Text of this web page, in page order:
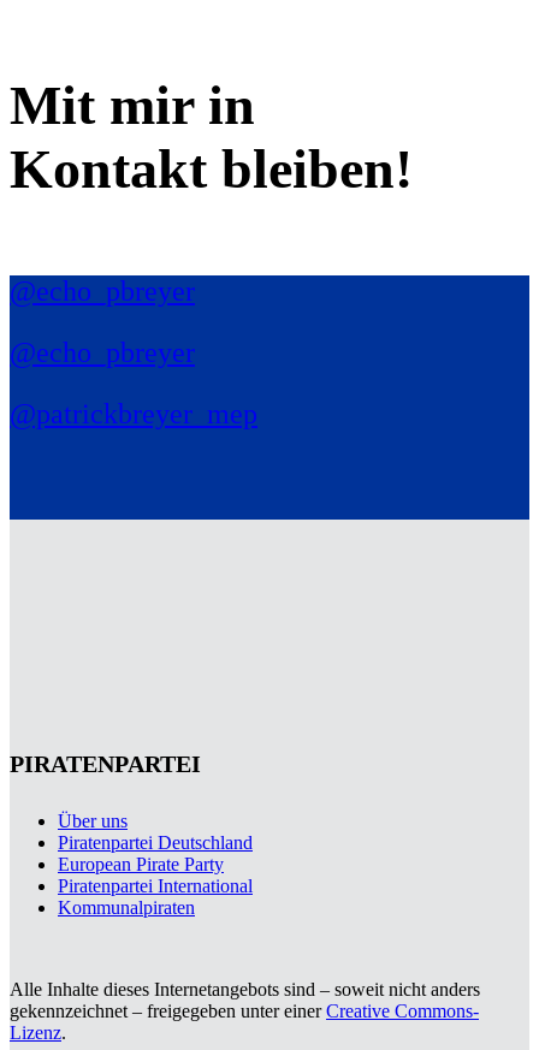
Mit mir in
Kontakt bleiben!
@echo_pbreyer
@echo_pbreyer
@patrickbreyer_mep
PIRATENPARTEI
Über uns
Piratenpartei Deutschland
European Pirate Party
Piratenpartei International
Kommunalpiraten
Alle Inhalte dieses Internetangebots sind – soweit nicht anders
gekennzeichnet – freigegeben unter einerCreative Commons-
Lizenz.